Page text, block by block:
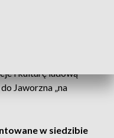
i kulturę ludową
Jaworzna „na
w siedzibie